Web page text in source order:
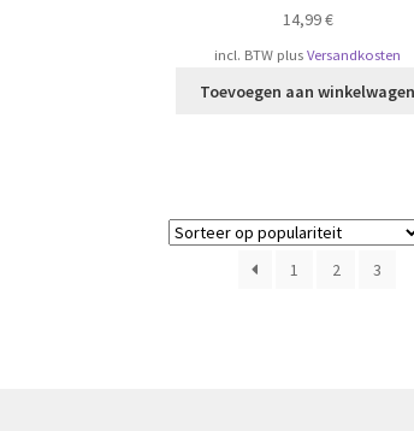
14,99€
incl. BTW plusVersandkosten
Toevoegen aan winkelwagen
1 2 3